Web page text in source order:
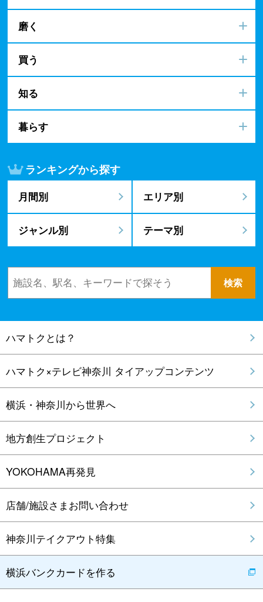
磨く
買う
知る
暮らす
ランキングから探す
月間別 エリア別
ジャンル別 テーマ別
ハマトクとは？
ハマトク×テレビ神奈川 タイアップコンテンツ
横浜・神奈川から世界へ
地方創生プロジェクト
YOKOHAMA再発見
店舗/施設さまお問い合わせ
神奈川テイクアウト特集
横浜バンクカードを作る